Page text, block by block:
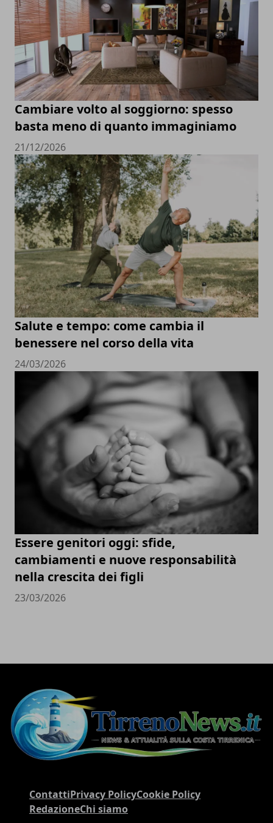
Cambiare volto al soggiorno: spesso
basta meno di quanto immaginiamo
21/12/2026
Salute e tempo: come cambia il
benessere nel corso della vita
24/03/2026
Essere genitori oggi: sfide,
cambiamenti e nuove responsabilità
nella crescita dei figli
23/03/2026
ContattiPrivacy PolicyCookie Policy
RedazioneChi siamo